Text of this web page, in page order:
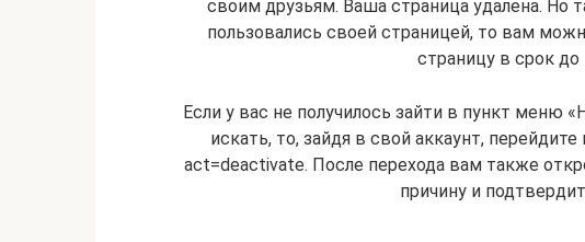
своим друзьям. Ваша страница удалена. Но
пользовались своей страницей, то вам
страницу в срок до
Если у вас не получилось зайти в пункт меню
искать, то, зайдя в свой аккаунт,
act=deactivate. После перехода вам также
причину и